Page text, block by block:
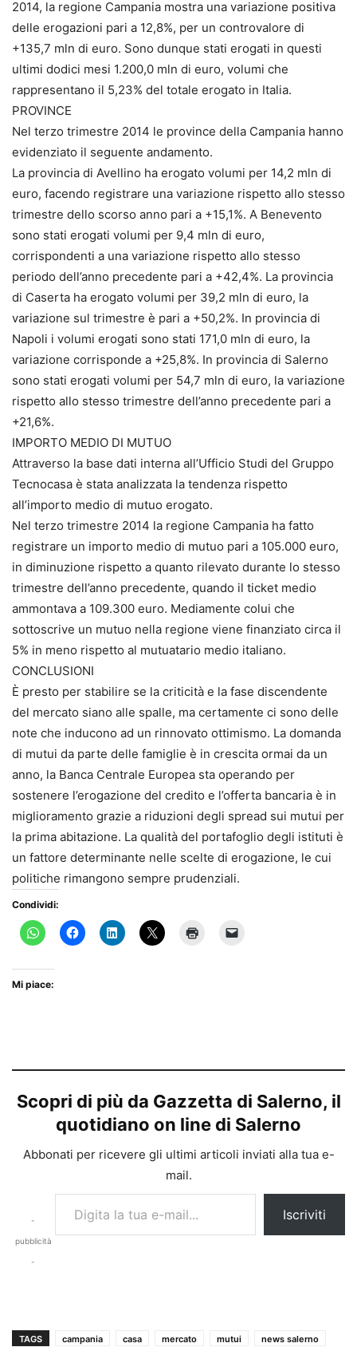
2014, la regione Campania mostra una variazione positiva
delle erogazioni pari a 12,8%, per un controvalore di
+135,7 mln di euro. Sono dunque stati erogati in questi
ultimi dodici mesi 1.200,0 mln di euro, volumi che
rappresentano il 5,23% del totale erogato in Italia.
PROVINCE
Nel terzo trimestre 2014 le province della Campania hanno
evidenziato il seguente andamento.
La provincia di Avellino ha erogato volumi per 14,2 mln di
euro, facendo registrare una variazione rispetto allo stesso
trimestre dello scorso anno pari a +15,1%. A Benevento
sono stati erogati volumi per 9,4 mln di euro,
corrispondenti a una variazione rispetto allo stesso
periodo dell’anno precedente pari a +42,4%. La provincia
di Caserta ha erogato volumi per 39,2 mln di euro, la
variazione sul trimestre è pari a +50,2%. In provincia di
Napoli i volumi erogati sono stati 171,0 mln di euro, la
variazione corrisponde a +25,8%. In provincia di Salerno
sono stati erogati volumi per 54,7 mln di euro, la variazione
rispetto allo stesso trimestre dell’anno precedente pari a
+21,6%.
IMPORTO MEDIO DI MUTUO
Attraverso la base dati interna all’Ufficio Studi del Gruppo
Tecnocasa è stata analizzata la tendenza rispetto
all’importo medio di mutuo erogato.
Nel terzo trimestre 2014 la regione Campania ha fatto
registrare un importo medio di mutuo pari a 105.000 euro,
in diminuzione rispetto a quanto rilevato durante lo stesso
trimestre dell’anno precedente, quando il ticket medio
ammontava a 109.300 euro. Mediamente colui che
sottoscrive un mutuo nella regione viene finanziato circa il
5% in meno rispetto al mutuatario medio italiano.
CONCLUSIONI
È presto per stabilire se la criticità e la fase discendente
del mercato siano alle spalle, ma certamente ci sono delle
note che inducono ad un rinnovato ottimismo. La domanda
di mutui da parte delle famiglie è in crescita ormai da un
anno, la Banca Centrale Europea sta operando per
sostenere l’erogazione del credito e l’offerta bancaria è in
miglioramento grazie a riduzioni degli spread sui mutui per
la prima abitazione. La qualità del portafoglio degli istituti è
un fattore determinante nelle scelte di erogazione, le cui
politiche rimangono sempre prudenziali.
Condividi:
Mi piace:
Scopri di più da Gazzetta di Salerno, il
quotidiano on line di Salerno
Abbonati per ricevere gli ultimi articoli inviati alla tua e-
mail.
-
pubblicità
-
Digita la tua e-mail...
Iscriviti
TAGS campania casa mercato mutui news salerno